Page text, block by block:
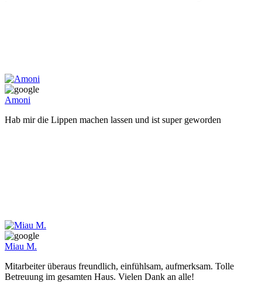
Amoni
Hab mir die Lippen machen lassen und ist super geworden
Miau M.
Mitarbeiter überaus freundlich, einfühlsam, aufmerksam. Tolle
Betreuung im gesamten Haus. Vielen Dank an alle!